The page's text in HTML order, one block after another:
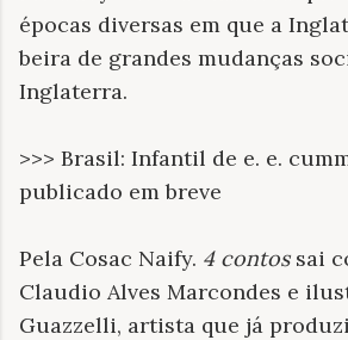
épocas diversas em que a
beira de grandes mudanças
Inglaterra.
>>> Brasil: Infantil de e. e.
publicado em breve
Pela Cosac Naify. 4 contossai
Claudio Alves Marcondes e
Guazzelli, artista que já